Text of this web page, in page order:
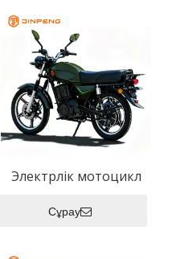
Электрлік мотоцикл
Сұрау